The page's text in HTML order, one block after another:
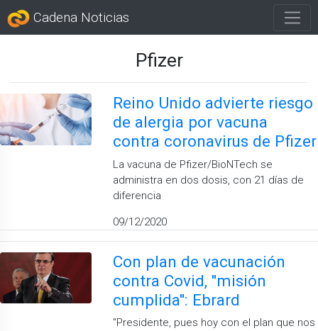
Cadena Noticias
Pfizer
Reino Unido advierte riesgo
de alergia por vacuna
contra coronavirus de Pfizer
La vacuna de Pfizer/BioNTech se
administra en dos dosis, con 21 días de
diferencia
09/12/2020
Con plan de vacunación
contra Covid, ''misión
cumplida'': Ebrard
''Presidente, pues hoy con el plan que nos